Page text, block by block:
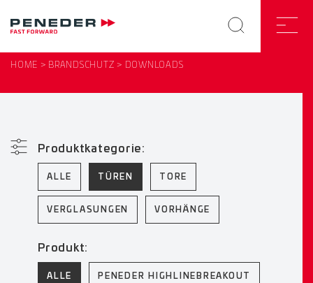
HOME BRANDSCHUTZ DOWNLOADS
Produktkategorie:
ALLE TÜREN TORE
VERGLASUNGEN VORHÄNGE
Produkt:
ALLE PENEDER HIGHLINEBREAKOUT